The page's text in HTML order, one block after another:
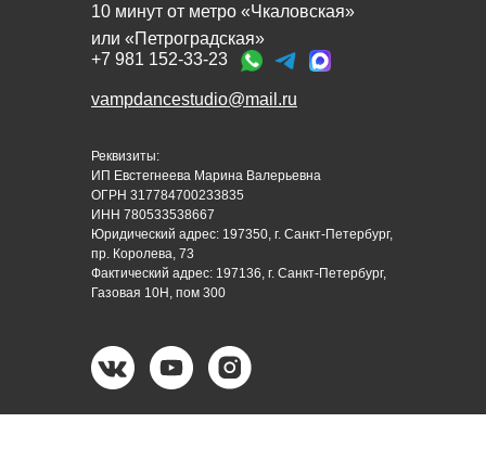
10 минут от метро «Чкаловская»
или «Петроградская»
+7 981 152-33-23
vampdancestudio@mail.ru
Реквизиты:
ИП Евстегнеева Марина Валерьевна
ОГРН 317784700233835
ИНН 780533538667
Юридический адрес: 197350, г. Санкт-Петербург,
пр. Королева, 73
Фактический адрес: 197136, г. Санкт-Петербург,
Газовая 10Н, пом 300